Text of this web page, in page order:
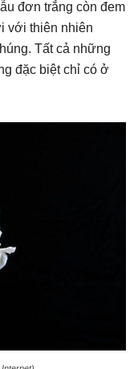
đơn trắng còn đem
với thiên nhiên
Tất cả những
đặc biệt chỉ có ở